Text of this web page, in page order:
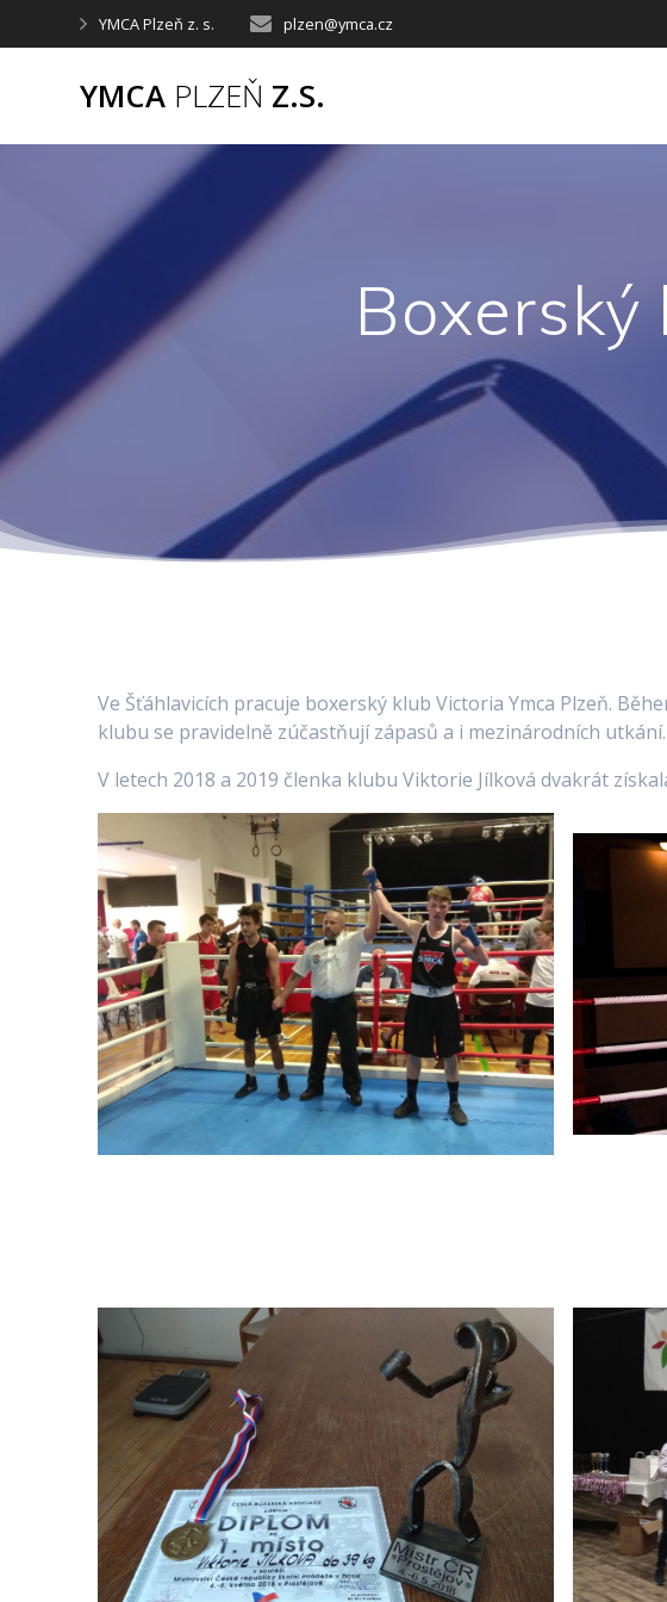
Přeskočit
na
YMCA Plzeň z. s. plzen@ymca.cz
YMCA PLZEŇ Z.S.
Boxerský
Ve Šťáhlavicích pracuje boxerský klub Victoria Ymca Plzeň.
klubu se pravidelně zúčastňují zápasů a i mezinárodních utkání.
V letech 2018 a 2019 členka klubu Viktorie Jílková dvakrát